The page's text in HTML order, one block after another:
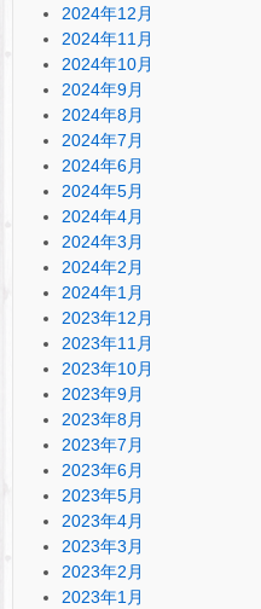
2024年12月
2024年11月
2024年10月
2024年9月
2024年8月
2024年7月
2024年6月
2024年5月
2024年4月
2024年3月
2024年2月
2024年1月
2023年12月
2023年11月
2023年10月
2023年9月
2023年8月
2023年7月
2023年6月
2023年5月
2023年4月
2023年3月
2023年2月
2023年1月